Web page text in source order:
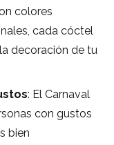
colores
cada cóctel
decoración de tu
: El Carnaval
con gustos
bien